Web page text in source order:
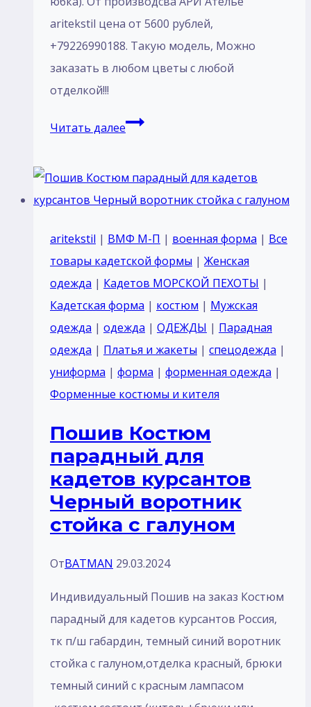
aritekstil цена от 5600 рублей,
+79226990188. Такую модель, Mожно
заказать в любом цветы с любой
отделкой!!!
Читать далееПошив
кадетов
курсантов
темный
синий
воротник
стойка
с
галуном
отделка
тк
п/
ш
габардин
aritekstil | ВМФ М-П | военная форма | Все
товары кадетской формы | Женская
одежда | Кадетов МОРСКОЙ ПЕХОТЫ |
Кадетская форма | костюм | Мужская
одежда | одежда | ОДЕЖДЫ | Парадная
одежда | Платья и жакеты | спецодежда |
униформа | форма | форменная одежда |
Форменные костюмы и кителя
Пошив Костюм
парадный для
кадетов курсантов
Черный воротник
стойка с галуном
ОтBATMAN 29.03.2024
Индивидуальный Пошив на заказ Костюм
парадный для кадетов курсантов Россия,
тк п/ш габардин, темный синий воротник
стойка с галуном,отделка красный, брюки
темный синий с красным лампасом